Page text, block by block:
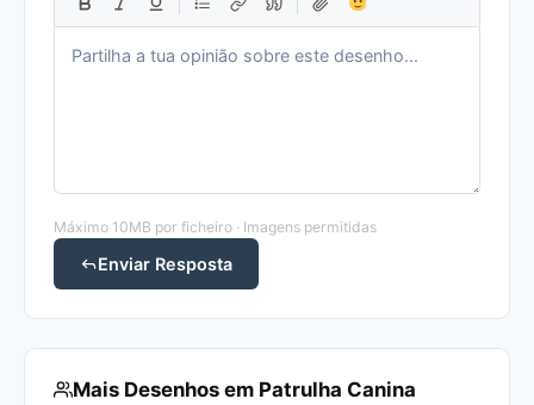
Máximo 10MB por ficheiro · Imagens permitidas
Enviar Resposta
Mais Desenhos em Patrulha Canina